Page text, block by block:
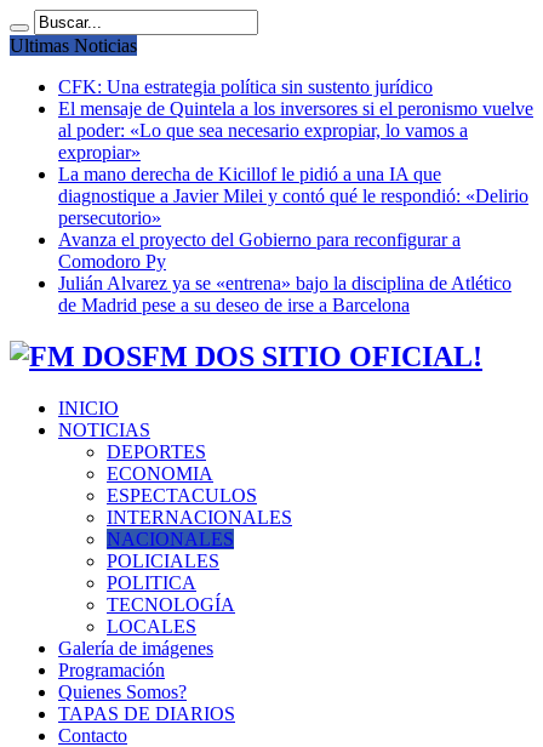
Ultimas Noticias
CFK: Una estrategia política sin sustento jurídico
El mensaje de Quintela a los inversores si el peronismo vuelve
al poder: «Lo que sea necesario expropiar, lo vamos a
expropiar»
La mano derecha de Kicillof le pidió a una IA que
diagnostique a Javier Milei y contó qué le respondió: «Delirio
persecutorio»
Avanza el proyecto del Gobierno para reconfigurar a
Comodoro Py
Julián Alvarez ya se «entrena» bajo la disciplina de Atlético
de Madrid pese a su deseo de irse a Barcelona
FM DOS SITIO OFICIAL!
INICIO
NOTICIAS
DEPORTES
ECONOMIA
ESPECTACULOS
INTERNACIONALES
NACIONALES
POLICIALES
POLITICA
TECNOLOGÍA
LOCALES
Galería de imágenes
Programación
Quienes Somos?
TAPAS DE DIARIOS
Contacto